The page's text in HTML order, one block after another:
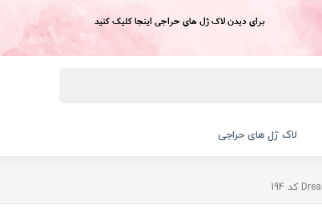
برای دیدن لاک ژل های حراجی اینجا کلیک کنید
لاک ژل های حراجی